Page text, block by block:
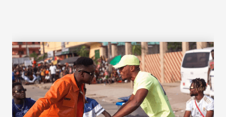
WANT MORE ?